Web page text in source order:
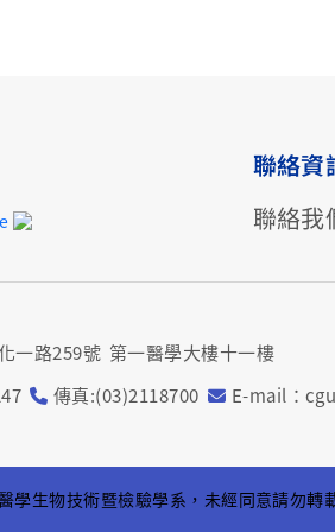
聯絡資
聯絡我
一路259號 第一醫學大樓十一樓
傳真:(03)2118700 E-mail：
學生物技術暨檢驗學系，未經同意請勿轉